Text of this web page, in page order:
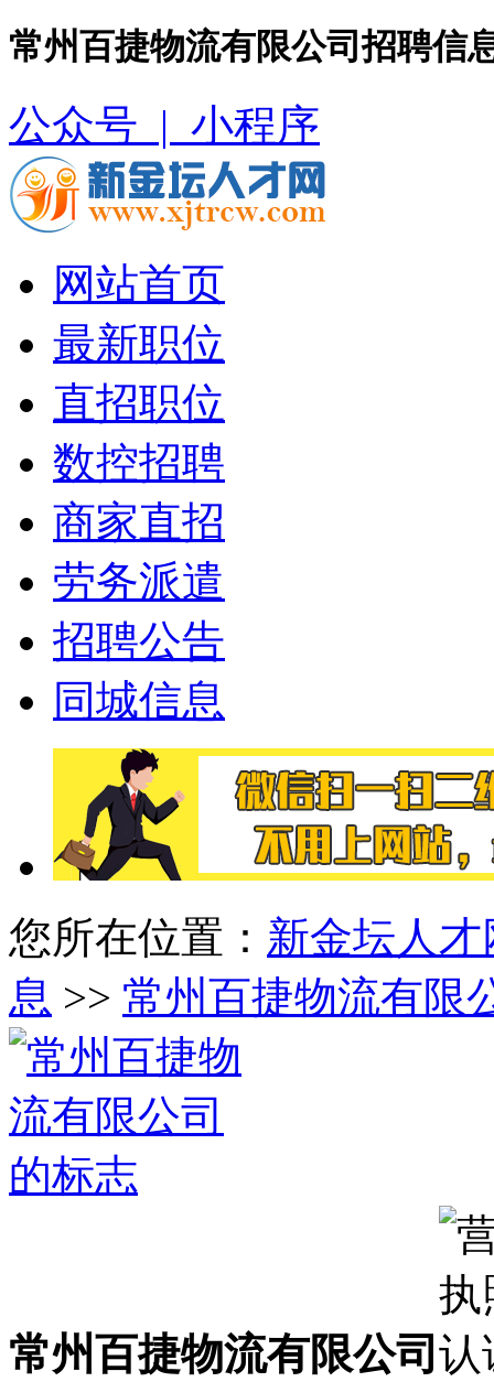
常州百捷物流有限公司招聘信
公众号 | 小程序
网站首页
最新职位
直招职位
数控招聘
商家直招
劳务派遣
招聘公告
同城信息
您所在位置： 新金坛人才
息 >> 常州百捷物流有限
常州百捷物流有限公司